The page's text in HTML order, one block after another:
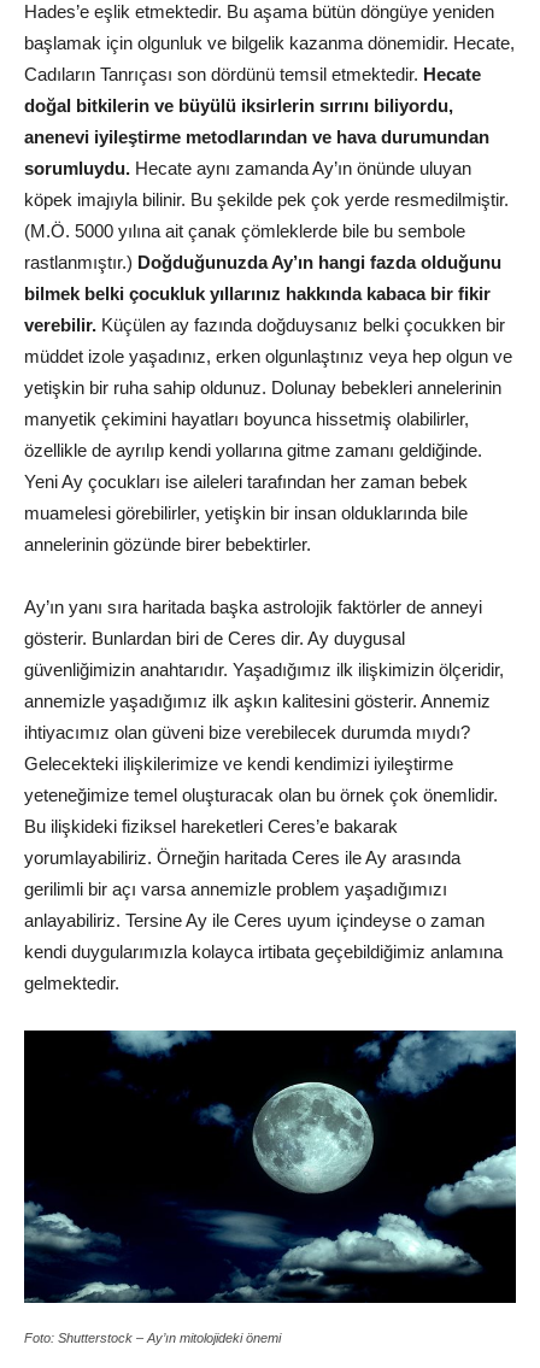
Hades’e eşlik etmektedir. Bu aşama bütün döngüye yeniden
başlamak için olgunluk ve bilgelik kazanma dönemidir. Hecate,
Cadıların Tanrıçası son dördünü temsil etmektedir. Hecate
doğal bitkilerin ve büyülü iksirlerin sırrını biliyordu,
anenevi iyileştirme metodlarından ve hava durumundan
sorumluydu. Hecate aynı zamanda Ay’ın önünde uluyan
köpek imajıyla bilinir. Bu şekilde pek çok yerde resmedilmiştir.
(M.Ö. 5000 yılına ait çanak çömleklerde bile bu sembole
rastlanmıştır.) Doğduğunuzda Ay’ın hangi fazda olduğunu
bilmek belki çocukluk yıllarınız hakkında kabaca bir fikir
verebilir. Küçülen ay fazında doğduysanız belki çocukken bir
müddet izole yaşadınız, erken olgunlaştınız veya hep olgun ve
yetişkin bir ruha sahip oldunuz. Dolunay bebekleri annelerinin
manyetik çekimini hayatları boyunca hissetmiş olabilirler,
özellikle de ayrılıp kendi yollarına gitme zamanı geldiğinde.
Yeni Ay çocukları ise aileleri tarafından her zaman bebek
muamelesi görebilirler, yetişkin bir insan olduklarında bile
annelerinin gözünde birer bebektirler.
Ay’ın yanı sıra haritada başka astrolojik faktörler de anneyi
gösterir. Bunlardan biri de Ceres dir. Ay duygusal
güvenliğimizin anahtarıdır. Yaşadığımız ilk ilişkimizin ölçeridir,
annemizle yaşadığımız ilk aşkın kalitesini gösterir. Annemiz
ihtiyacımız olan güveni bize verebilecek durumda mıydı?
Gelecekteki ilişkilerimize ve kendi kendimizi iyileştirme
yeteneğimize temel oluşturacak olan bu örnek çok önemlidir.
Bu ilişkideki fiziksel hareketleri Ceres’e bakarak
yorumlayabiliriz. Örneğin haritada Ceres ile Ay arasında
gerilimli bir açı varsa annemizle problem yaşadığımızı
anlayabiliriz. Tersine Ay ile Ceres uyum içindeyse o zaman
kendi duygularımızla kolayca irtibata geçebildiğimiz anlamına
gelmektedir.
Foto: Shutterstock – Ay’ın mitolojideki önemi